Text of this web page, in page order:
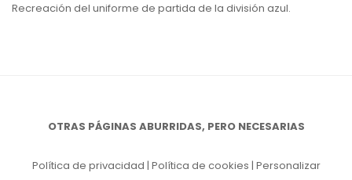
Recreación del uniforme de partida de la división azul.
OTRAS PÁGINAS ABURRIDAS, PERO NECESARIAS
Política de privacidad | Política de cookies | Personalizar